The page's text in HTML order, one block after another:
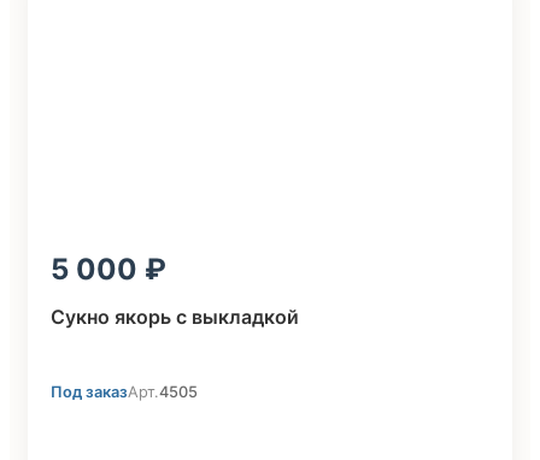
5 000
Сукно якорь с выкладкой
Под заказАрт.4505